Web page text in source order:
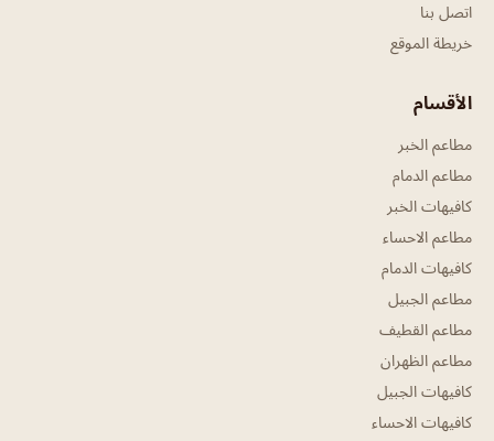
اتصل بنا
خريطة الموقع
الأقسام
مطاعم الخبر
مطاعم الدمام
كافيهات الخبر
مطاعم الاحساء
كافيهات الدمام
مطاعم الجبيل
مطاعم القطيف
مطاعم الظهران
كافيهات الجبيل
كافيهات الاحساء